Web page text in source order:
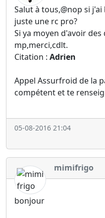
Salut à tous,@nop si
juste une rc pro?
Si ya moyen d'avoir
mp,merci,cdlt.
Citation : Adrien
Appel Assurfroid de la
compétent et te
05-08-2016 21:04
mimifrigo
bonjour